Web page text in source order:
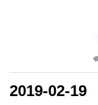
2019-02-19